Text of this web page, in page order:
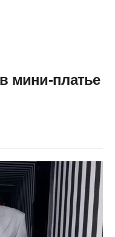
мини-платье